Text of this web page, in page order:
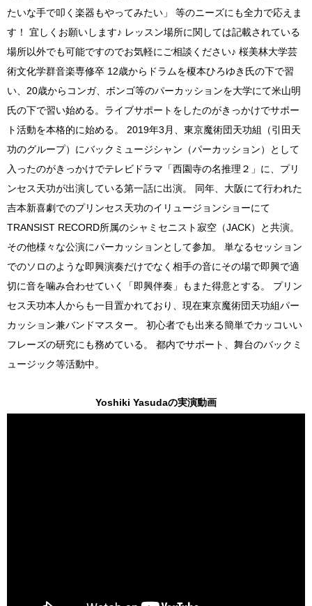
たいな手で叩く楽器もやってみたい」 等のニーズにも全力で応えま
す！ 宜しくお願いします♪ レッスン場所に関しては記載されている
場所以外でも可能ですのでお気軽にご相談ください♪ 桜美林大学芸
術文化学群音楽専修卒 12歳からドラムを榎本ひろゆき氏の下で習
い、20歳からコンガ、ボンゴ等のパーカッションを大学にて米山明
氏の下で習い始める。ライブサポートをしたのがきっかけでサポー
ト活動を本格的に始める。 2019年3月、東京魔術団天功組（引田天
功のグループ）にバックミュージシャン（パーカッション）として
入ったのがきっかけでテレビドラマ「西園寺の名推理２」に、プリ
ンセス天功が出演している第一話に出演。 同年、大阪にて行われた
吉本新喜劇でのプリンセス天功のイリュージョンショーにて
TRANSIST RECORD所属のシャミセニスト寂空（JACK）と共演。
その他様々な公演にパーカッションとして参加。 単なるセッション
でのソロのような即興演奏だけでなく相手の音にその場で即興で適
切に音を噛み合わせていく「即興伴奏」もまた得意とする。 プリン
セス天功本人からも一目置かれており、現在東京魔術団天功組パー
カッション兼バンドマスター。 初心者でも出来る簡単でカッコいい
フレーズの研究にも務めている。 都内でサポート、舞台のバックミ
ュージック等活動中。
Yoshiki Yasudaの実演動画